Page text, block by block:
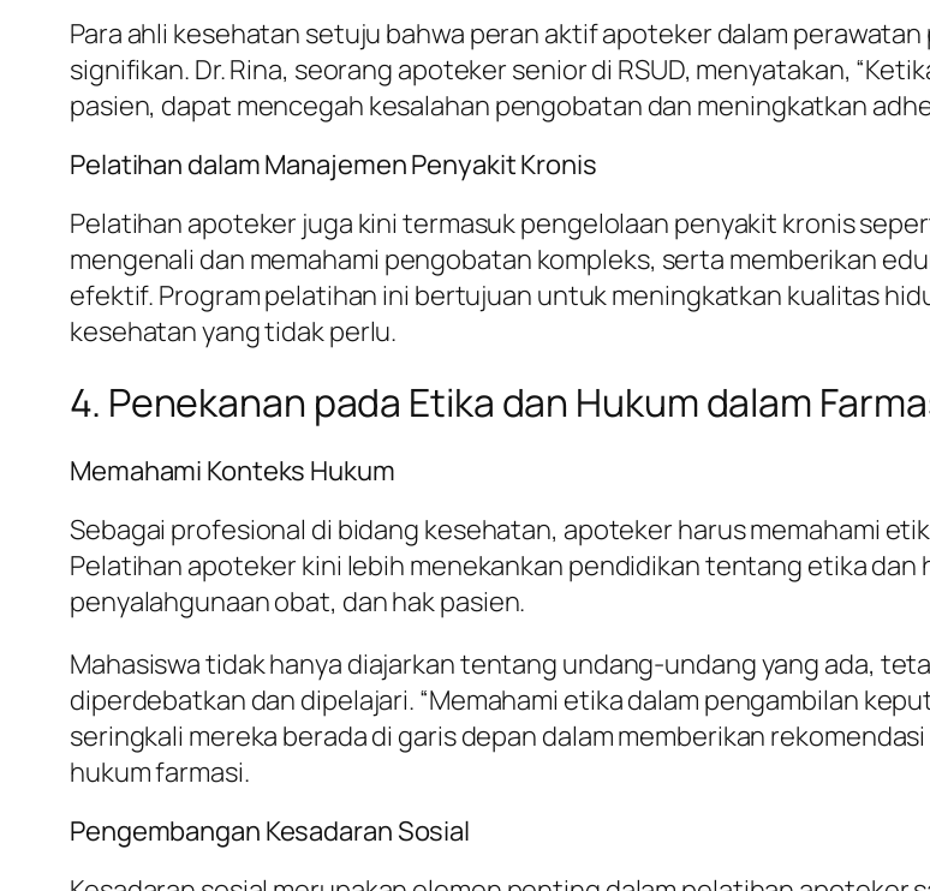
Para ahli kesehatan setuju bahwa peran aktif apoteker dalam
signifikan. Dr. Rina, seorang apoteker senior di RSUD, menyatakan,
pasien, dapat mencegah kesalahan pengobatan dan meningkatkan
Pelatihan dalam Manajemen Penyakit Kronis
Pelatihan apoteker juga kini termasuk pengelolaan penyakit kronis
mengenali dan memahami pengobatan kompleks, serta memberikan
efektif. Program pelatihan ini bertujuan untuk meningkatkan kualitas
kesehatan yang tidak perlu.
4. Penekanan pada Etika dan Hukum dalam
Memahami Konteks Hukum
Sebagai profesional di bidang kesehatan, apoteker harus memahami
Pelatihan apoteker kini lebih menekankan pendidikan tentang etika dan
penyalahgunaan obat, dan hak pasien.
Mahasiswa tidak hanya diajarkan tentang undang-undang yang ada,
diperdebatkan dan dipelajari. “Memahami etika dalam pengambilan
seringkali mereka berada di garis depan dalam memberikan
hukum farmasi.
Pengembangan Kesadaran Sosial